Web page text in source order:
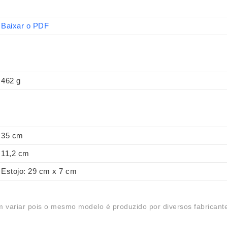
Baixar o PDF
462 g
35 cm
11,2 cm
Estojo: 29 cm x 7 cm
variar pois o mesmo modelo é produzido por diversos